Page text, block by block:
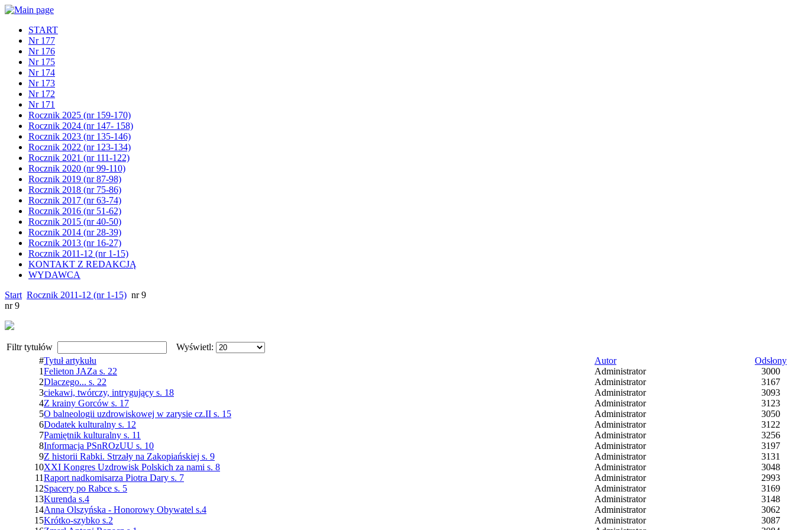
START
Nr 177
Nr 176
Nr 175
Nr 174
Nr 173
Nr 172
Nr 171
Rocznik 2025 (nr 159-170)
Rocznik 2024 (nr 147- 158)
Rocznik 2023 (nr 135-146)
Rocznik 2022 (nr 123-134)
Rocznik 2021 (nr 111-122)
Rocznik 2020 (nr 99-110)
Rocznik 2019 (nr 87-98)
Rocznik 2018 (nr 75-86)
Rocznik 2017 (nr 63-74)
Rocznik 2016 (nr 51-62)
Rocznik 2015 (nr 40-50)
Rocznik 2014 (nr 28-39)
Rocznik 2013 (nr 16-27)
Rocznik 2011-12 (nr 1-15)
KONTAKT Z REDAKCJĄ
WYDAWCA
Start Rocznik 2011-12 (nr 1-15) nr 9
nr 9
Filtr tytułów
Wyświetl:
#Tytuł artykułu Autor
Odsłony
1Felieton JAZa s. 22 Administrator
3000
2Dlaczego... s. 22 Administrator
3167
3ciekawi, twórczy, intrygujący s. 18 Administrator
3093
4Z krainy Gorców s. 17 Administrator
3123
5O balneologii uzdrowiskowej w zarysie cz.II s. 15 Administrator
3050
6Dodatek kulturalny s. 12 Administrator
3122
7Pamiętnik kulturalny s. 11 Administrator
3256
8Informacja PSnROzUU s. 10 Administrator
3197
9Z historii Rabki. Strzały na Zakopiańskiej s. 9 Administrator
3131
10XXI Kongres Uzdrowisk Polskich za nami s. 8 Administrator
3048
11Raport nadkomisarza Piotra Dary s. 7 Administrator
2993
12Spacery po Rabce s. 5 Administrator
3169
13Kurenda s.4 Administrator
3148
14Anna Olszyńska - Honorowy Obywatel s.4 Administrator
3062
15Krótko-szybko s.2 Administrator
3087